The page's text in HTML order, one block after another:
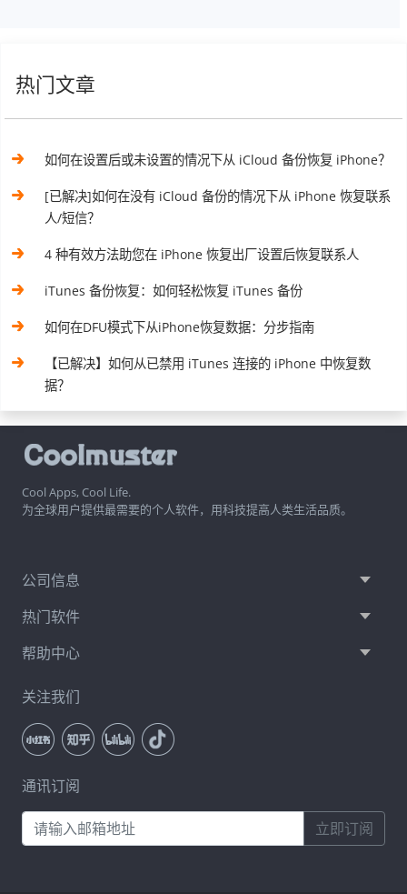
热门文章
如何在设置后或未设置的情况下从 iCloud 备份恢复 iPhone？
[已解决]如何在没有 iCloud 备份的情况下从 iPhone 恢复联系
人/短信？
4 种有效方法助您在 iPhone 恢复出厂设置后恢复联系人
iTunes 备份恢复：如何轻松恢复 iTunes 备份
如何在DFU模式下从iPhone恢复数据：分步指南
【已解决】如何从已禁用 iTunes 连接的 iPhone 中恢复数
据？
Cool Apps, Cool Life.
为全球用户提供最需要的个人软件，用科技提高人类生活品质。
公司信息
热门软件
帮助中心
关注我们
通讯订阅
立即订阅